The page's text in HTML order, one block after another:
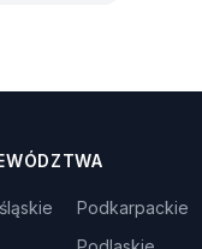
Podkarpackie